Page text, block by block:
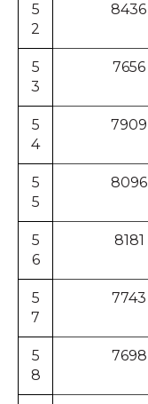
5
2
8436
5
3
7656
5
4
7909
5
5
8096
5
6
8181
5
7
7743
5
8
7698